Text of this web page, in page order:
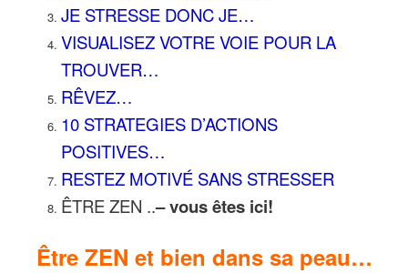
JE STRESSE DONC JE…
VISUALISEZ VOTRE VOIE POUR LA
TROUVER…
RÊVEZ…
10 STRATEGIES D’ACTIONS
POSITIVES…
RESTEZ MOTIVÉ SANS STRESSER
ÊTRE ZEN ..– vous êtes ici!
Être ZEN et bien dans sa peau…